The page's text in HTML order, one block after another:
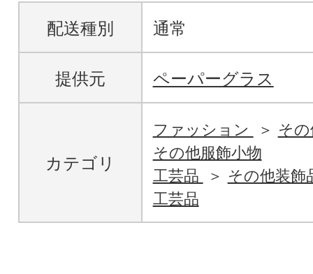
配送種別 通常
提供元 ペーパーグラス
カテゴリ
ファッション
そ
その他服飾小物
工芸品
その他装飾
工芸品